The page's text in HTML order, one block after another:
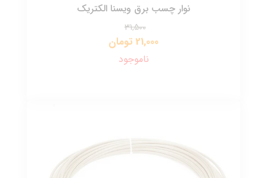
نوار چسب برق ویسنا الکتریک
31,500
21,000 تومان
ناموجود